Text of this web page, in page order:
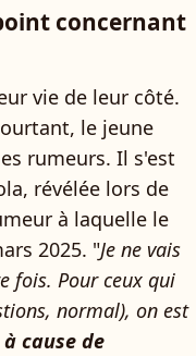
concernant
vie de leur côté.
le jeune
rumeurs. Il s'est
révélée lors de
à laquelle le
2025. "Je ne vais
fois. Pour ceux qui
normal), on est
cause de